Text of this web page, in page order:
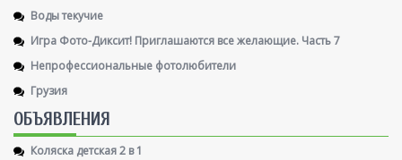
Воды текучие
Игра Фото-Диксит! Приглашаются все желающие. Часть 7
Непрофессиональные фотолюбители
Грузия
ОБЪЯВЛЕНИЯ
Коляска детская 2 в 1